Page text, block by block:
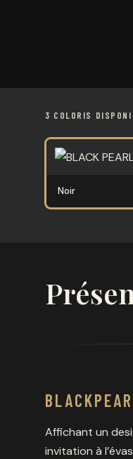
3 COLORIS
Noir
Affichant un
invitation à